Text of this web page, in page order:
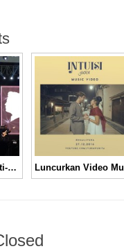
Festival Musik Multi-Genre, Synchronize Fest 2016 Sukses Menutup Oktober 2016